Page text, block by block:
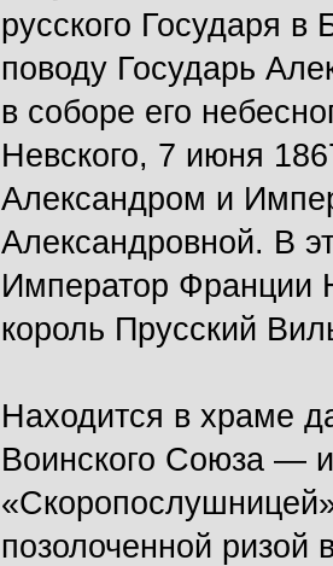
русского Государя
поводу Государь
в соборе его
Невского, 7 июня
Александром и
Александровной. В
Император Франции
король Прусский
Находится в храме
Воинского Союза —
позолоченной ризой